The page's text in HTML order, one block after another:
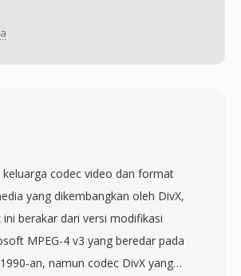
keluarga codec video dan format
yang dikembangkan oleh DivX,
ini berakar dari versi modifikasi
MPEG-4 v3 yang beredar pada
an, namun codec DivX yang